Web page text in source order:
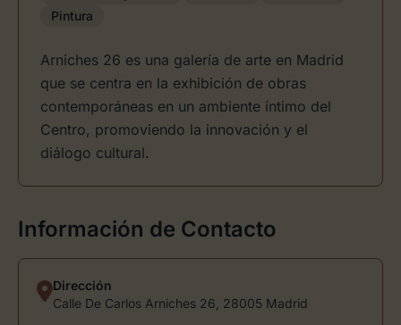
Pintura
Arniches 26 es una galería de arte en Madrid
que se centra en la exhibición de obras
contemporáneas en un ambiente íntimo del
Centro, promoviendo la innovación y el
diálogo cultural.
Información de Contacto
Dirección
Calle De Carlos Arniches 26, 28005 Madrid